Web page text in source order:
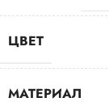
ЦВЕТ
МАТЕРИАЛ